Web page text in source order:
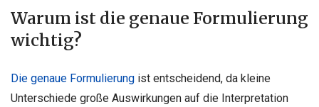
Warum ist die genaue Formulierung
wichtig?
Die genaue Formulierung ist entscheidend, da kleine
Unterschiede große Auswirkungen auf die Interpretation